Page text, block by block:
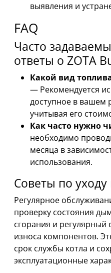
выявления и
FAQ
Часто
ответы о ZOTA
Какой вид
— Рекомендуется
доступное в вашем
учитывая его
Как часто нужно
необходимо
месяца в
использования.
Советы по
Регулярное
проверку состояния
сгорания и
износа компонентов.
срок службы котла и
эксплуатационные